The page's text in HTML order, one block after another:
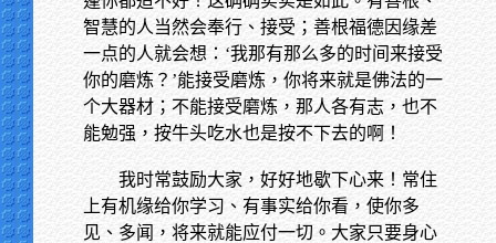
智慧的人当然会奉行、接受；善根福德因缘差
一点的人就会想：‘我那有那么多的时间来接受
你的磨炼？’能接受磨炼，你将来就是佛法的一
个大器材；不能接受磨炼，那人各有志，也不
能勉强，按牛头吃水也是按不下去的啊！
我时常鼓励大家，好好地歇下心来！常住
上有机缘给你学习、有事实给你看，使你多
见、多闻，将来就能应付一切。大家只要身心